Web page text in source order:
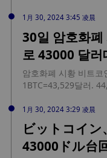
43000 دولار، مسجلاً انخفاضًا بأكثر من 1.25٪ يوم الأربعاء. يحدث هذا
التنظيمية المهمة.
تراجعت بورصة CBOE عن … source:
https://
9%8a%d9%86-
1月 30, 2024 3:45 凌晨
30일 암호화
로 43000 달러
암호화폐 시황 비트
1BTC=43,529달러.
돌아가고 있다. 이더리
(SOL)가 4% 상승, 카
물 ETF 승인 후 이익
트러스트(GBTC)로부
1月 30, 2024 3:29 凌晨
ビットコイン
43000ドル台